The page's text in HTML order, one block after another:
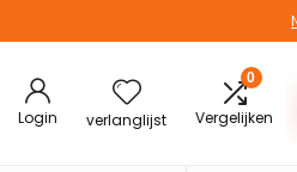
Login verlanglijst
0
Vergelijken